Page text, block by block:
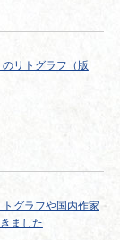
リトグラフ（版
グラフや国内作家
ました